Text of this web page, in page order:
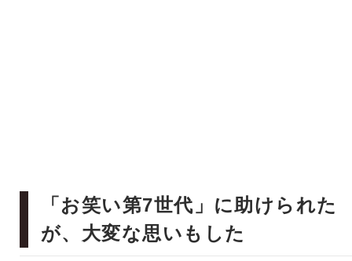
「お笑い第7世代」に助けられた
が、大変な思いもした